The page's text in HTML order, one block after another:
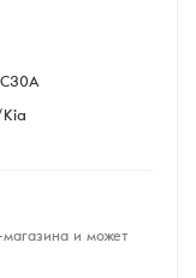
и может